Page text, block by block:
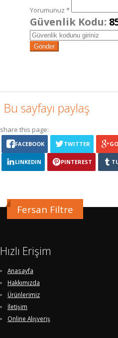
Yorumunuz *
Güvenlik Kodu:
Bu sayfayı paylaş
share this page:
FACEBOOK TWITTER
LINKEDIN PINTEREST
Fersan Filtre
Hızlı Erişim
Anasayfa
Hakkımızda
Ürünlerimiz
İletişim
Online Alışveriş